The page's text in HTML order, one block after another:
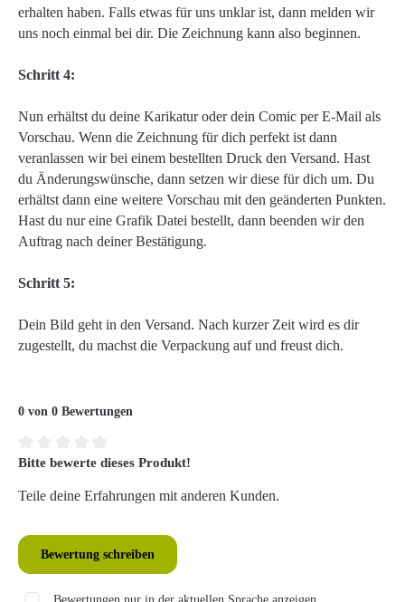
erhalten haben. Falls etwas für uns unklar ist, dann melden wir
uns noch einmal bei dir. Die Zeichnung kann also beginnen.
Schritt 4:
Nun erhältst du deine Karikatur oder dein Comic per E-Mail als
Vorschau. Wenn die Zeichnung für dich perfekt ist dann
veranlassen wir bei einem bestellten Druck den Versand. Hast
du Änderungswünsche, dann setzen wir diese für dich um. Du
erhältst dann eine weitere Vorschau mit den geänderten Punkten.
Hast du nur eine Grafik Datei bestellt, dann beenden wir den
Auftrag nach deiner Bestätigung.
Schritt 5:
Dein Bild geht in den Versand. Nach kurzer Zeit wird es dir
zugestellt, du machst die Verpackung auf und freust dich.
0 von 0 Bewertungen
Durchschnittliche Bewertung von 0 von 5 Sternen
Bitte bewerte dieses Produkt!
Teile deine Erfahrungen mit anderen Kunden.
Bewertung schreiben